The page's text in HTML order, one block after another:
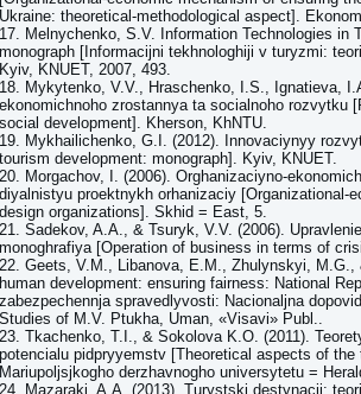
Ukraine: theoretical-methodological aspect].
17. Melnychenko, S.V. Information Technologies in
monograph [Informacijni tekhnologhiji v turyzmi:
Kyiv, KNUET, 2007, 493.
18. Mykytenko, V.V., Hraschenko, I.S., Ignatieva,
ekonomichnoho zrostannya ta socialnoho rozvytku
social development]. Kherson, KhNTU.
19. Mykhailichenko, G.I. (2012). Innovaciynyy
tourism development: monograph]. Kyiv, KNUET.
20. Morgachov, I. (2006). Orghanizaciyno-
diyalnistyu proektnykh orhanizaciy
design organizations]. Skhid = East, 5.
21. Sadekov, A.A., & Tsuryk, V.V. (2006).
monoghrafiya [Operation of business in terms of
22. Geets, V.M., Libanova, E.M., Zhulynskyi,
human development: ensuring fairness: National
zabezpechennja spravedlyvosti: Nacionaljna
Studies of M.V. Ptukha, Uman, «Visavi» Publ..
23. Tkachenko, T.I., & Sokolova K.O. (2011).
potencialu pidpryyemstv [Theoretical aspects of
Mariupoljsjkogho derzhavnogho universytetu =
24. Mazaraki, A.A. (2013). Turystski destynacii: